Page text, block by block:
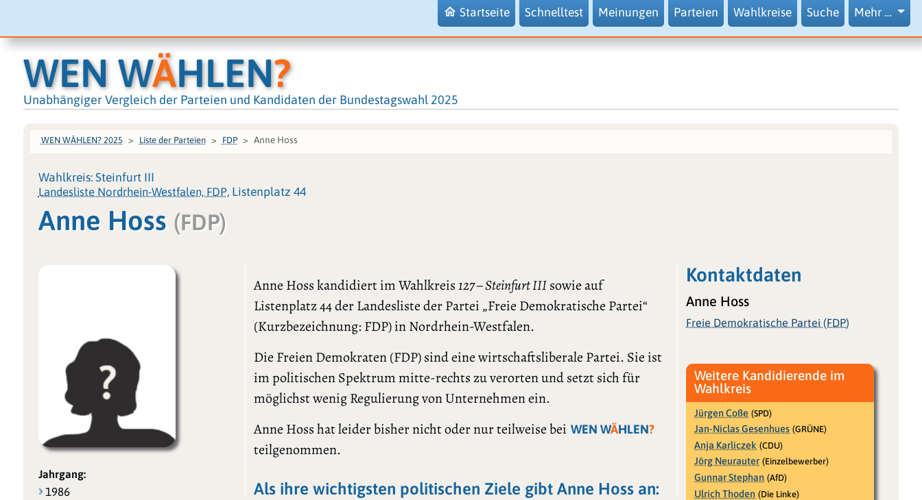
Startseite Schnelltest Meinungen Parteien Wahlkreise Suche Mehr …
WEN WÄHLEN?
Unabhängiger Vergleich der Parteien und Kandidaten der Bundestagswahl 2025
WEN WÄHLEN? 2025 Liste der Parteien FDP Anne Hoss
Wahlkreis: Steinfurt III
Landesliste Nordrhein-Westfalen, FDP, Listenplatz 44
Anne Hoss (FDP)
Jahrgang:
1986
Anne Hoss kandidiert im Wahlkreis127 – Steinfurt IIIsowie auf
Listenplatz 44 der Landesliste der Partei „Freie Demokratische Partei“
(Kurzbezeichnung: FDP) in Nordrhein-Westfalen.
Die Freien Demokraten (FDP) sind eine wirtschaftsliberale Partei. Sie ist
im politischen Spektrum mitte-rechts zu verorten und setzt sich für
möglichst wenig Regulierung von Unternehmen ein.
Anne Hoss hat leider bisher nicht oder nur teilweise bei WEN WÄHLEN?
teilgenommen.
Als ihre wichtigsten politischen Ziele gibt Anne Hoss an:
Kontaktdaten
Anne Hoss
Freie Demokratische Partei (FDP)
Weitere Kandidierende im
Wahlkreis
Jürgen Coße (SPD)
Jan-Niclas Gesenhues (GRÜNE)
Anja Karliczek (CDU)
Jörg Neurauter (Einzelbewerber)
Gunnar Stephan (AfD)
Ulrich Thoden (Die Linke)